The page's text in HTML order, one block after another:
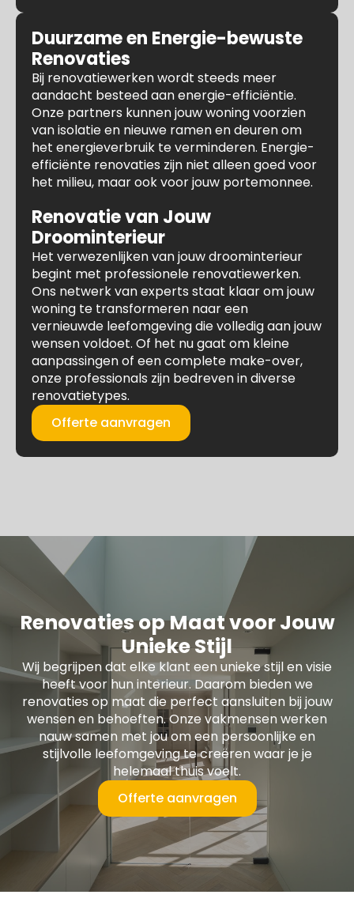
Duurzame en Energie-bewuste
Renovaties
Bij renovatiewerken wordt steeds meer
aandacht besteed aan energie-efficiëntie.
Onze partners kunnen jouw woning voorzien
van isolatie en nieuwe ramen en deuren om
het energieverbruik te verminderen. Energie-
efficiënte renovaties zijn niet alleen goed voor
het milieu, maar ook voor jouw portemonnee.
Renovatie van Jouw
Droominterieur
Het verwezenlijken van jouw droominterieur
begint met professionele renovatiewerken.
Ons netwerk van experts staat klaar om jouw
woning te transformeren naar een
vernieuwde leefomgeving die volledig aan jouw
wensen voldoet. Of het nu gaat om kleine
aanpassingen of een complete make-over,
onze professionals zijn bedreven in diverse
renovatietypes.
Offerte aanvragen
Renovaties op Maat voor Jouw
Unieke Stijl
Wij begrijpen dat elke klant een unieke stijl en visie
heeft voor hun interieur. Daarom bieden we
renovaties op maat die perfect aansluiten bij jouw
wensen en behoeften. Onze vakmensen werken
nauw samen met jou om een persoonlijke en
stijlvolle leefomgeving te creëren waar je je
helemaal thuis voelt.
Offerte aanvragen